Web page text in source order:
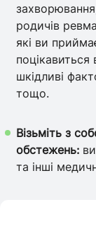
родичів
які ви
шкідливі
тощо.
Візьміть з
обстежень:
та інші